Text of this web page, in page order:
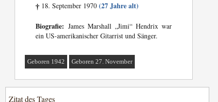
† 18. September 1970(27 Jahre alt)
Biografie: James Marshall „Jimi“ Hendrix war
ein US-amerikanischer Gitarrist und Sänger.
Geboren 1942 Geboren 27. November
Zitat des Tages